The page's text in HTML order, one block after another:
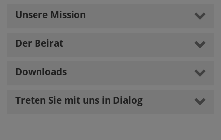
Unsere Mission
Der Beirat
Downloads
Treten Sie mit uns in Dialog